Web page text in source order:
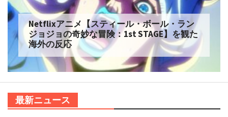
Netflixアニメ【スティール・ボール・ラン
ジョジョの奇妙な冒険：1st STAGE】を観た
海外の反応
最新ニュース